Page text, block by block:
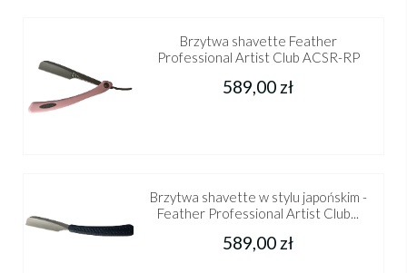
Brzytwa shavette Feather
Professional Artist Club ACSR-RP
589,00 zł
Brzytwa shavette w stylu japońskim -
Feather Professional Artist Club...
589,00 zł